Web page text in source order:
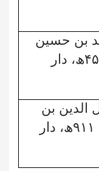
بن حسین
ھ، دار
الدین بن
۹۱۱ھ، دار